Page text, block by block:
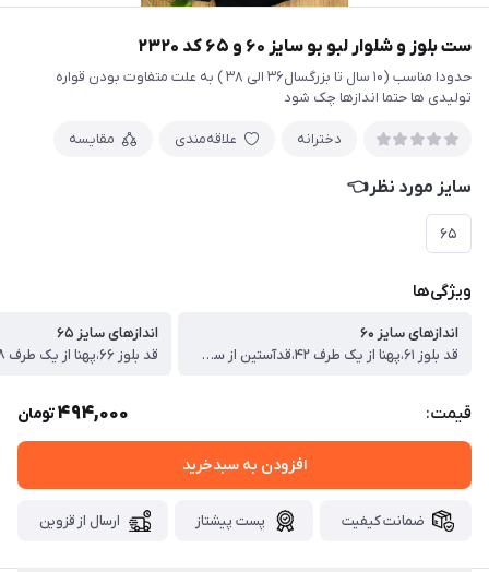
ست بلوز و شلوار لبو بو سایز ۶۰ و ۶۵ کد ۲۳۲۰
حدودا مناسب (۱۰ سال تا بزرگسال۳۶ الی ۳۸ ) به علت متفاوت بودن قواره
تولیدی ها حتما اندازها چک شود
دخترانه علاقه‌مندی مقایسه
سایز مورد نظر👈
۶۵
ویژگی‌ها
اندازهای سایز ۶۰
قد بلوز ۶۱،پهنا از یک طرف ۴۲،قدآستین از سرشونه ۵۳ قد شلوار ۸۷ سانت
اندازهای سایز ۶۵
قیمت: 494,000تومان
افزودن به سبدخرید
ضمانت کیفیت پست پیشتاز ارسال از قزوین